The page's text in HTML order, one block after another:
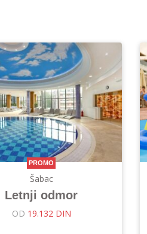
PROMO
Šabac
Letnji odmor
OD 19.132 DIN